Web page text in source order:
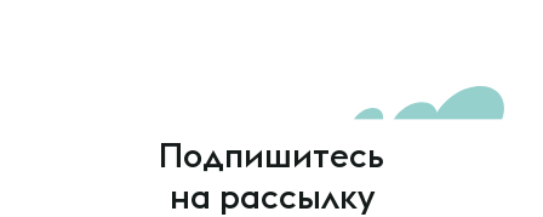
Подпишитесь
на рассылку